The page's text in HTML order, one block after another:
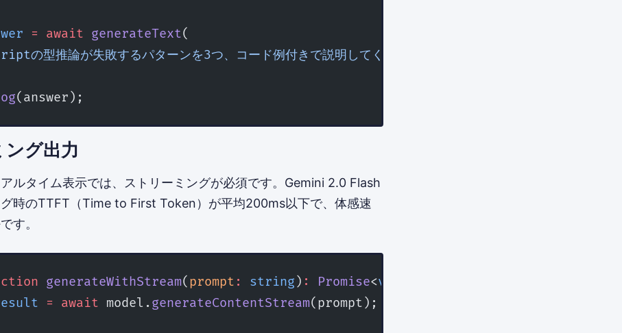
= await generateText(
の型推論が失敗するパターンを3つ、コード例付きで説明してください'
(answer);
グ出力
ルタイム表示では、ストリーミングが必須です。Gemini 2.0 Flash
時のTTFT（Time to First Token）が平均200ms以下で、体感速
す。
generateWithStream( prompt : string ) : Promise<void
= await model. generateContentStream(prompt);